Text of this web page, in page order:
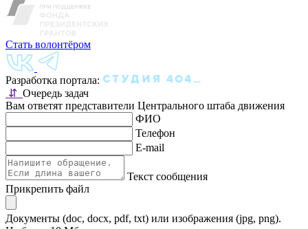
Стать волонтёром
Разработка портала:
⇵ Очередь задач
Вам ответят представители Центрального штаба движения
ФИО
Телефон
E-mail
Текст сообщения
Прикрепить файл
Документы (doc, docx, pdf, txt) или изображения (jpg, png).